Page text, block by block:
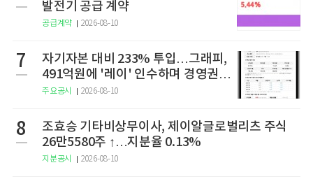
발전기 공급 계약
공급계약 2026-08-10
7
자기자본 대비 233% 투입…그래피,
491억원에 '레이' 인수하며 경영권
확보
주요공시 2026-08-10
8
조효승 기타비상무이사, 제이알글로벌리츠 주식
26만5580주 ↑…지분율 0.13%
지분공시 2026-08-10